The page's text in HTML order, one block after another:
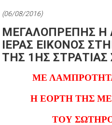
(06/08/2016)
ΜΕΓΑΛΟΠΡΕΠΗΣ Η
ΙΕΡΑΣ ΕΙΚΟΝΟΣ
ΤΗΣ 1ΗΣ
ΜΕ
Η ΕΟΡΤΗ ΤΗΣ
ΤΟΥ